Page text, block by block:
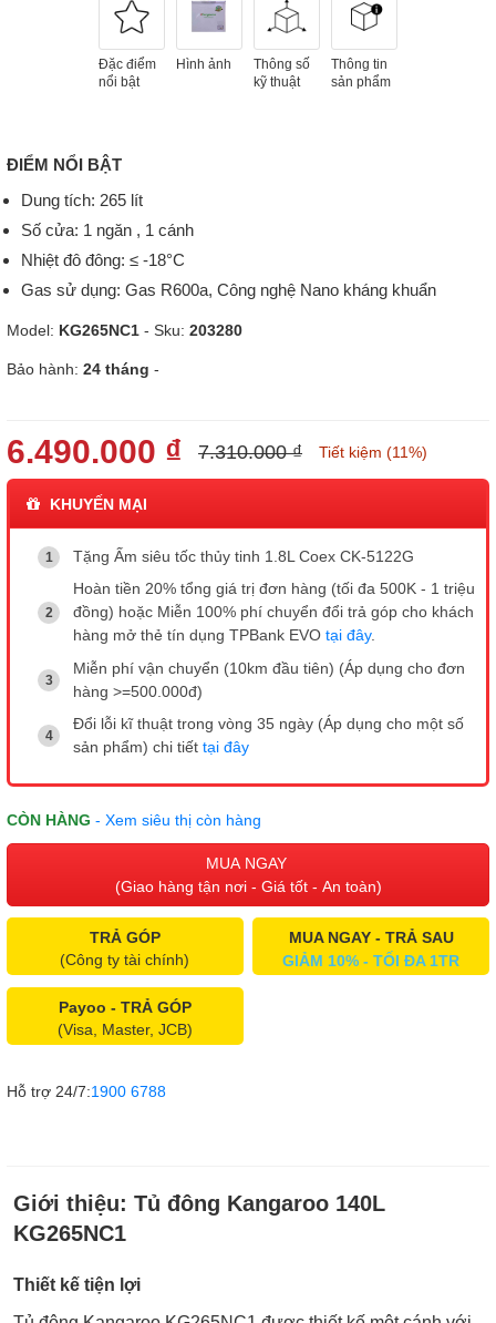
Đặc điểm
nổi bật
Hình ảnh
Thông số
kỹ thuật
Thông tin
sản phẩm
ĐIỂM NỔI BẬT
Dung tích: 265 lít
Số cửa: 1 ngăn , 1 cánh
Nhiệt đô đông: ≤ -18°C
Gas sử dụng: Gas R600a, Công nghệ Nano kháng khuẩn
Model: KG265NC1 - Sku: 203280
Bảo hành: 24 tháng -
6.490.000 ₫ 7.310.000 ₫ Tiết kiệm (11%)
KHUYẾN MẠI
Tặng Ấm siêu tốc thủy tinh 1.8L Coex CK-5122G
Hoàn tiền 20% tổng giá trị đơn hàng (tối đa 500K - 1 triệu
đồng) hoặc Miễn 100% phí chuyển đổi trả góp cho khách
hàng mở thẻ tín dụng TPBank EVO tại đây.
Miễn phí vận chuyển (10km đầu tiên) (Áp dụng cho đơn
hàng >=500.000đ)
Đổi lỗi kĩ thuật trong vòng 35 ngày (Áp dụng cho một số
sản phẩm) chi tiết tại đây
CÒN HÀNG - Xem siêu thị còn hàng
MUA NGAY
(Giao hàng tận nơi - Giá tốt - An toàn)
TRẢ GÓP
(Công ty tài chính)
MUA NGAY - TRẢ SAU
GIẢM 10% - TỐI ĐA 1TR
Payoo - TRẢ GÓP
(Visa, Master, JCB)
Hỗ trợ 24/7:1900 6788
Giới thiệu: Tủ đông Kangaroo 140L
KG265NC1
Thiết kế tiện lợi